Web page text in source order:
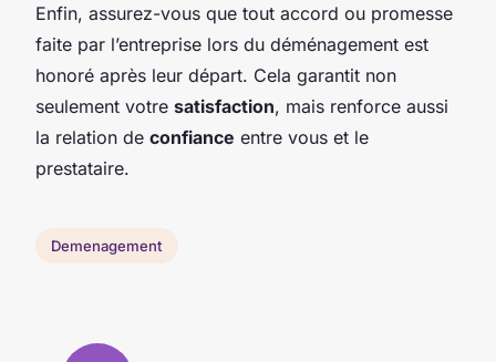
Enfin, assurez-vous que tout accord ou promesse
faite par l’entreprise lors du déménagement est
honoré après leur départ. Cela garantit non
seulement votre satisfaction, mais renforce aussi
la relation de confiance entre vous et le
prestataire.
Demenagement